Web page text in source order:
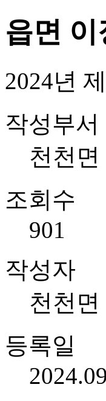
읍면
2024년
작성부서
천천면
조회수
901
작성자
천천면
등록일